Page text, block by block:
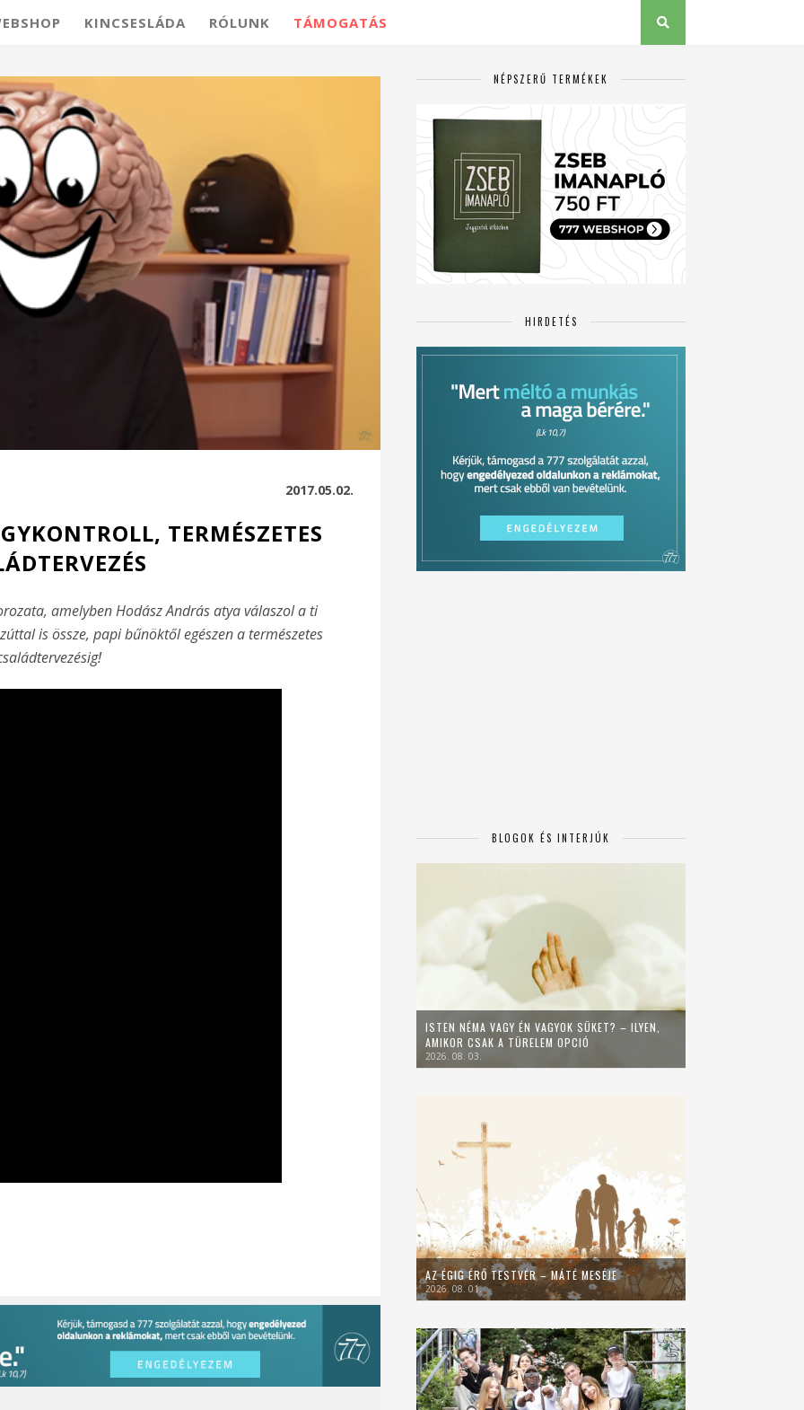
KINCSESLÁDA RÓLUNK TÁMOGATÁS
2017.05.02.
TERMÉSZETES
amelyben Hodász András atya válaszol a ti
is össze, papi bűnöktől egészen a természetes
NÉPSZERŰ TERMÉKEK
HIRDETÉS
BLOGOK ÉS INTERJÚK
ISTEN NÉMA VAGY ÉN VAGYOK SÜKET? – ILYEN,
AMIKOR CSAK A TÜRELEM OPCIÓ
2026. 08. 03.
AZ ÉGIG ÉRŐ TESTVÉR – MÁTÉ MESÉJE
2026. 08. 01.